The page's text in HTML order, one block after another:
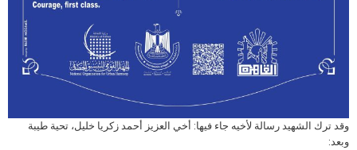
وقد ترك الشهيد رسالة لأخيه جاء فيها: أخي العزيز أحمد زكريا خليل، تحية طيبة
وبعد: